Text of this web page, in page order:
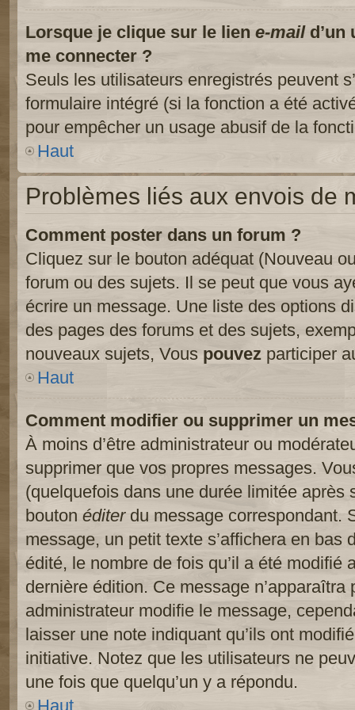
Lorsque je clique sur le lien e-maild’un
me connecter ?
Seuls les utilisateurs enregistrés peuvent
formulaire intégré (si la fonction a été
pour empêcher un usage abusif de la
Haut
Problèmes liés aux envois de
Comment poster dans un forum ?
Cliquez sur le bouton adéquat (Nouveau
forum ou des sujets. Il se peut que vous
écrire un message. Une liste des options
des pages des forums et des sujets,
nouveaux sujets, Vous pouvez participer
Haut
Comment modifier ou supprimer un
À moins d’être administrateur ou
supprimer que vos propres messages.
(quelquefois dans une durée limitée après
bouton éditerdu message correspondant.
message, un petit texte s’affichera en bas
édité, le nombre de fois qu’il a été modifié
dernière édition. Ce message
administrateur modifie le message,
laisser une note indiquant qu’ils ont
initiative. Notez que les utilisateurs ne
une fois que quelqu’un y a répondu.
Haut